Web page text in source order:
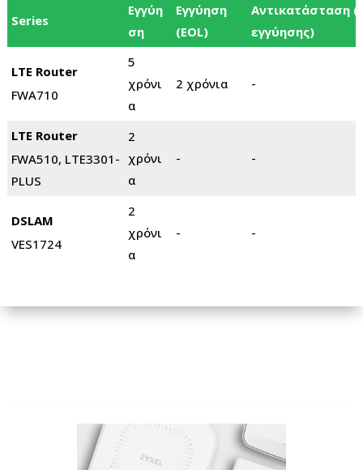
Series
Εγγύη
ση
Εγγύηση
(EOL)
Αντικατάσταση
εγγύησης)
LTE Router
FWA710
5
χρόνι
α
2 χρόνια -
LTE Router
FWA510, LTE3301-
PLUS
2
χρόνι
α
- -
DSLAM
VES1724
2
χρόνι
α
- -